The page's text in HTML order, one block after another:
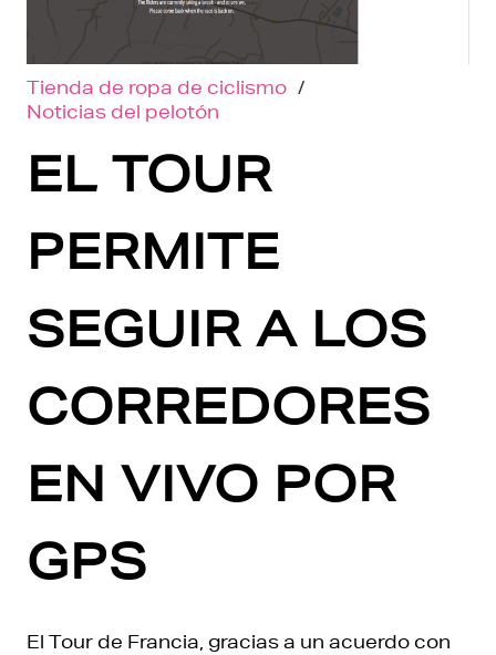
Tienda de ropa de ciclismo /
Noticias del pelotón
EL TOUR
PERMITE
SEGUIR A LOS
CORREDORES
EN VIVO POR
GPS
El Tour de Francia, gracias a un acuerdo con